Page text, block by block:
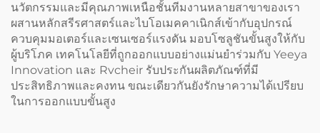
นวัตกรรมและมีคุณภาพเหนือชั้นทีมงานหลายสาขาของเรา
ผสานหลักสรีรศาสตร์และไบโอเมคคาเนิกส์เข้ากับอุปกรณ์
ควบคุมมอเตอร์และเซนเซอร์แรงดัน มอบโซลูชันขั้นสูงให้กับ
ผู้บริโภค เทคโนโลยีที่ถูกออกแบบอย่างแม่นยำร่วมกับ Yeeya
Innovation และ Rvcheir รับประกันผลิตภัณฑ์ที่มี
ประสิทธิภาพและคงทน ขณะเดียวกันยังรักษาความได้เปรียบ
ในการออกแบบขั้นสูง